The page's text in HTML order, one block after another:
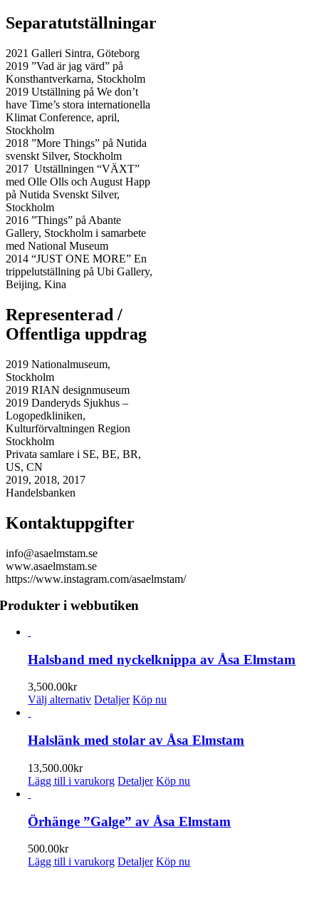
Separatutställningar
2021 Galleri Sintra, Göteborg
2019 ”Vad är jag värd” på
Konsthantverkarna, Stockholm
2019 Utställning på We don’t
have Time’s stora internationella
Klimat Conference, april,
Stockholm
2018 ”More Things” på Nutida
svenskt Silver, Stockholm
2017 Utställningen “VÄXT”
med Olle Olls och August Happ
på Nutida Svenskt Silver,
Stockholm
2016 ”Things” på Abante
Gallery, Stockholm i samarbete
med National Museum
2014 “JUST ONE MORE” En
trippelutställning på Ubi Gallery,
Beijing, Kina
Representerad /
Offentliga uppdrag
2019 Nationalmuseum,
Stockholm
2019 RIAN designmuseum
2019 Danderyds Sjukhus –
Logopedkliniken,
Kulturförvaltningen Region
Stockholm
Privata samlare i SE, BE, BR,
US, CN
2019, 2018, 2017
Handelsbanken
Kontaktuppgifter
info@asaelmstam.se
www.asaelmstam.se
https://www.instagram.com/asaelmstam/
Produkter i webbutiken
Halsband med nyckelknippa av Åsa Elmstam
3,500.00kr
Välj alternativ Den
har
flera
De
olika
kan
väljas
Detaljer Köp nu
Halslänk med stolar av Åsa Elmstam
13,500.00kr
Lägg till i varukorg Detaljer Köp nu
Örhänge ”Galge” av Åsa Elmstam
500.00kr
Lägg till i varukorg Detaljer Köp nu